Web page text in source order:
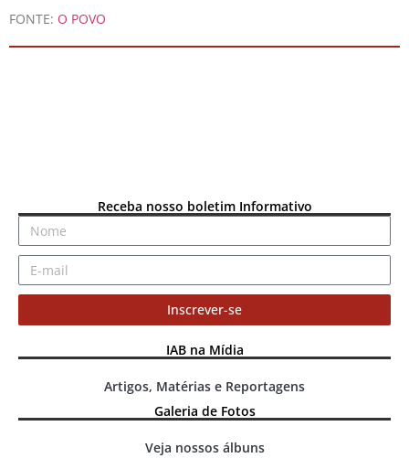
FONTE: O POVO
Receba nosso boletim Informativo
Inscrever-se
IAB na Mídia
Artigos, Matérias e Reportagens
Galeria de Fotos
Veja nossos álbuns